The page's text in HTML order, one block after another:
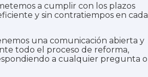
a cumplir con los plazos
y sin contratiempos en cada
una comunicación abierta y
todo el proceso de reforma,
a cualquier pregunta o